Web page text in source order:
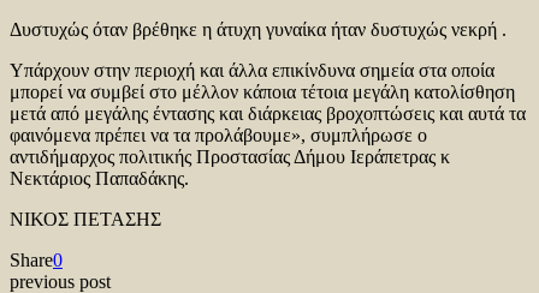
Δυστυχώς όταν βρέθηκε η άτυχη γυναίκα ήταν δυστυχώς νεκρή .
Υπάρχουν στην περιοχή και άλλα επικίνδυνα σημεία στα οποία
μπορεί να συμβεί στο μέλλον κάποια τέτοια μεγάλη κατολίσθηση
μετά από μεγάλης έντασης και διάρκειας βροχοπτώσεις και αυτά τα
φαινόμενα πρέπει να τα προλάβουμε», συμπλήρωσε ο
αντιδήμαρχος πολιτικής Προστασίας Δήμου Ιεράπετρας κ
Νεκτάριος Παπαδάκης.
ΝΙΚΟΣ ΠΕΤΑΣΗΣ
Share0
previous post